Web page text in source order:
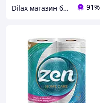
Dilax магазин брендових дитячих іграшок та товарів для батьків. 91%